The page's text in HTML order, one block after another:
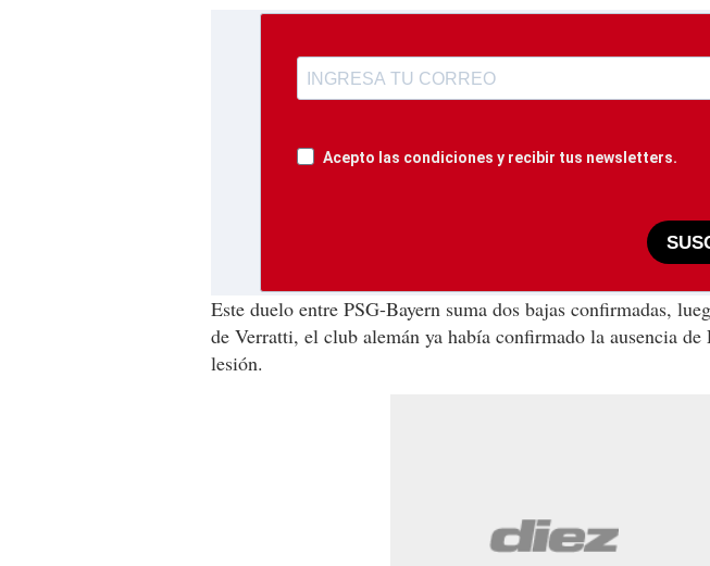
Acepto las condiciones y recibir tus newsletters.
Este duelo entre PSG-Bayern suma dos bajas confirmadas,
de Verratti, el club alemán ya había confirmado la ausencia
lesión.